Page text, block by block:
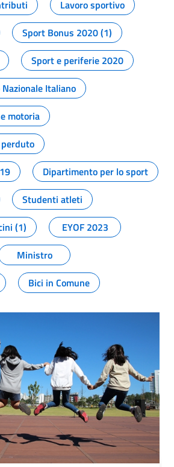
Lavoro sportivo
Sport Bonus 2020 (1)
Sport e periferie 2020
Italiano
motoria
Dipartimento per lo sport
Studenti atleti
(1)
EYOF 2023
Ministro
Bici in Comune